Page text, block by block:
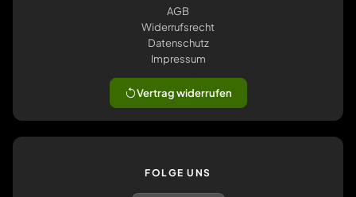
AGB
Widerrufsrecht
Datenschutz
Impressum
Vertrag widerrufen
FOLGE UNS